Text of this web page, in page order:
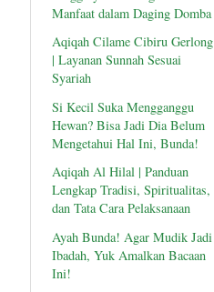
Manfaat dalam Daging Domba
Aqiqah Cilame Cibiru Gerlong
| Layanan Sunnah Sesuai
Syariah
Si Kecil Suka Mengganggu
Hewan? Bisa Jadi Dia Belum
Mengetahui Hal Ini, Bunda!
Aqiqah Al Hilal | Panduan
Lengkap Tradisi, Spiritualitas,
dan Tata Cara Pelaksanaan
Ayah Bunda! Agar Mudik Jadi
Ibadah, Yuk Amalkan Bacaan
Ini!